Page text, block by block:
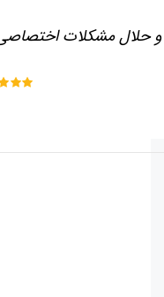
و حلال مشکلات